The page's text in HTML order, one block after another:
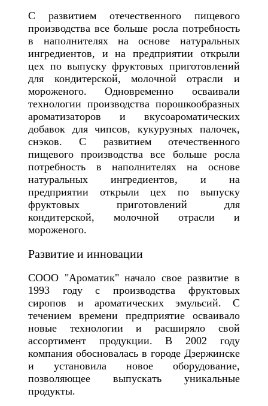
С развитием отечественного пищевого
производства все больше росла потребность
в наполнителях на основе натуральных
ингредиентов, и на предприятии открыли
цех по выпуску фруктовых приготовлений
для кондитерской, молочной отрасли и
мороженого. Одновременно осваивали
технологии производства порошкообразных
ароматизаторов и вкусоароматических
добавок для чипсов, кукурузных палочек,
снэков. С развитием отечественного
пищевого производства все больше росла
потребность в наполнителях на основе
натуральных ингредиентов, и на
предприятии открыли цех по выпуску
фруктовых приготовлений для
кондитерской, молочной отрасли и
мороженого.
Развитие и инновации
СООО "Ароматик" начало свое развитие в
1993 году с производства фруктовых
сиропов и ароматических эмульсий. С
течением времени предприятие осваивало
новые технологии и расширяло свой
ассортимент продукции. В 2002 году
компания обосновалась в городе Дзержинске
и установила новое оборудование,
позволяющее выпускать уникальные
продукты.